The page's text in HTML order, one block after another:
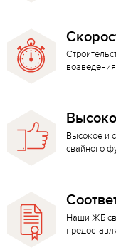
Высокое и
свайного
Наши ЖБ